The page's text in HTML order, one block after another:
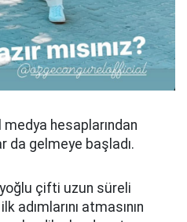
hesaplarından
da gelmeye başladı.
çifti uzun süreli
adımlarını atmasının